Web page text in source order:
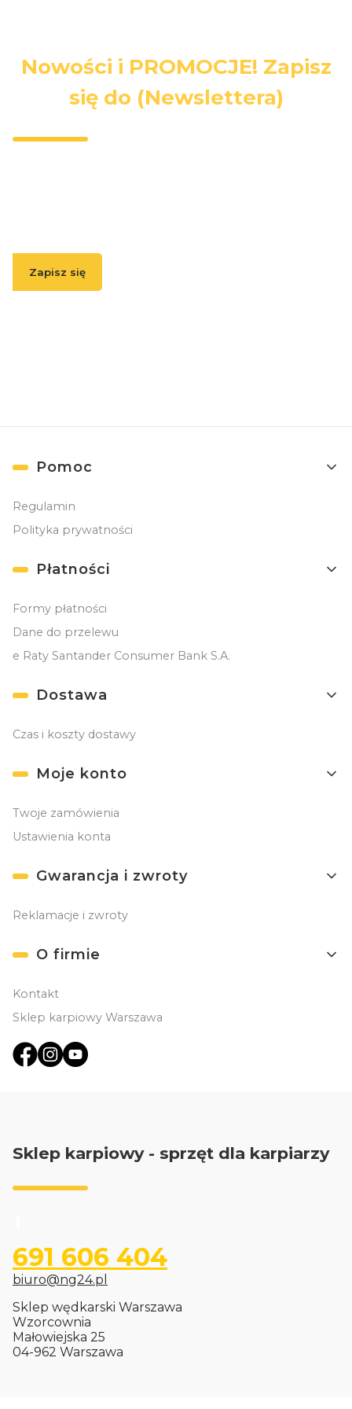
Nowości i PROMOCJE! Zapisz
się do (Newslettera)
Zapisz się
Linki w stopce
Pomoc
Regulamin
Polityka prywatności
Płatności
Formy płatności
Dane do przelewu
e Raty Santander Consumer Bank S.A.
Dostawa
Czas i koszty dostawy
Moje konto
Twoje zamówienia
Ustawienia konta
Gwarancja i zwroty
Reklamacje i zwroty
O firmie
Kontakt
Sklep karpiowy Warszawa
Sklep karpiowy - sprzęt dla karpiarzy
691 606 404
biuro@ng24.pl
Sklep wędkarski Warszawa
Wzorcownia
Małowiejska 25
04-962 Warszawa